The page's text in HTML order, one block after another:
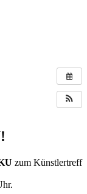
zum Künstlertreff